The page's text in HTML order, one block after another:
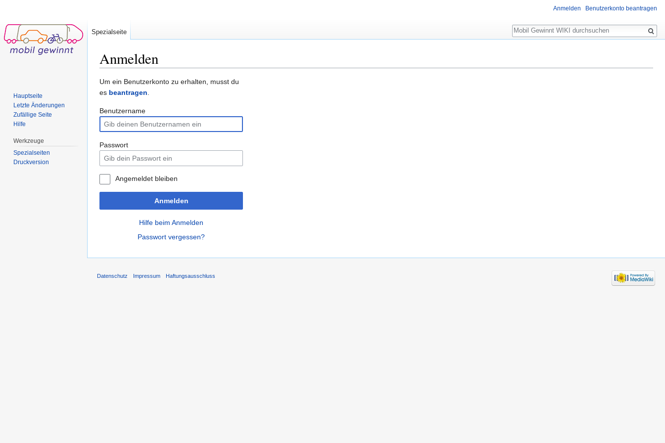
Anmelden
Um ein Benutzerkonto zu erhalten, musst du
es beantragen.
Benutzername
Passwort
Angemeldet bleiben
Anmelden
Hilfe beim Anmelden
Passwort vergessen?
Anmelden Benutzerkonto beantragen
Spezialseite
Suche
Hauptseite
Letzte Änderungen
Zufällige Seite
Hilfe
Werkzeuge
Spezialseiten
Druckversion
Datenschutz Impressum Haftungsausschluss